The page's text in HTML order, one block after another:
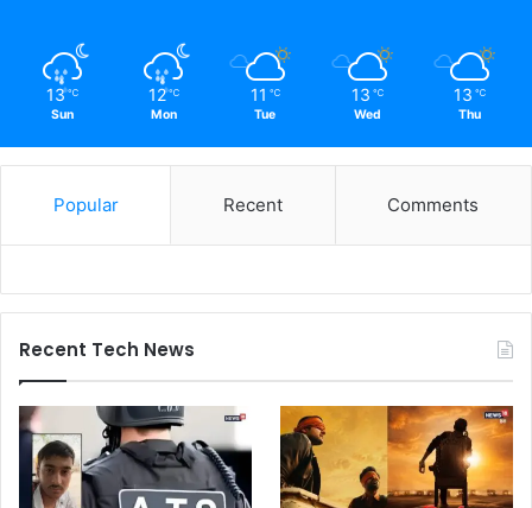
13 ℃
Sun
12 ℃
Mon
11 ℃
Tue
13 ℃
Wed
13 ℃
Thu
Popular Recent Comments
Recent Tech News